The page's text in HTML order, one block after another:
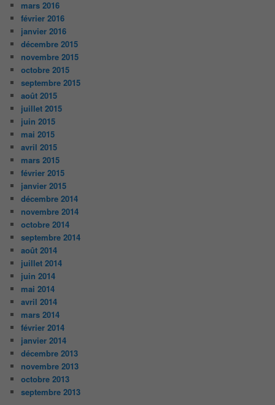
mars 2016
février 2016
janvier 2016
décembre 2015
novembre 2015
octobre 2015
septembre 2015
août 2015
juillet 2015
juin 2015
mai 2015
avril 2015
mars 2015
février 2015
janvier 2015
décembre 2014
novembre 2014
octobre 2014
septembre 2014
août 2014
juillet 2014
juin 2014
mai 2014
avril 2014
mars 2014
février 2014
janvier 2014
décembre 2013
novembre 2013
octobre 2013
septembre 2013